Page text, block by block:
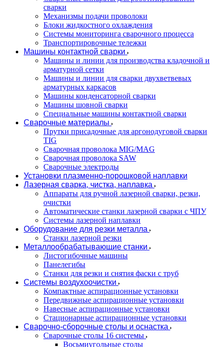
сварки
Механизмы подачи проволоки
Блоки жидкостного охлаждения
Системы мониторинга сварочного процесса
Транспортировочные тележки
Машины контактной сварки
Машины и линии для производства кладочной и
арматурной сетки
Машины и линии для сварки двухветвевых
арматурных каркасов
Машины конденсаторной сварки
Машины шовной сварки
Специальные машины контактной сварки
Сварочные материалы
Прутки присадочные для аргонодуговой сварки
TIG
Сварочная проволока MIG/MAG
Сварочная проволока SAW
Сварочные электроды
Установки плазменно-порошковой наплавки
Лазерная сварка, чистка, наплавка
Аппараты для ручной лазерной сварки, резки,
очистки
Автоматические станки лазерной сварки с ЧПУ
Системы лазерной наплавки
Оборудование для резки металла
Станки лазерной резки
Металлообрабатывающие станки
Листогибочные машины
Панелегибы
Станки для резки и снятия фаски с труб
Системы воздухоочистки
Компактные аспирационные установки
Передвижные аспирационные установки
Навесные аспирационные установки
Стационарные аспирационные установки
Сварочно-сборочные столы и оснастка
Сварочные столы 16 системы
Восьмиугольные столы